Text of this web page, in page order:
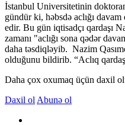
İstanbul Universitetinin
gündür ki, həbsdə aclığı
edir. Bu gün iqtisadçı qardaşı
zamanı "aclığı sona qədər
daha təsdiqləyib. Nazim
olduğunu bildirib. “Aclıq
Daha çox oxumaq üçün daxil
Daxil ol Abunə ol